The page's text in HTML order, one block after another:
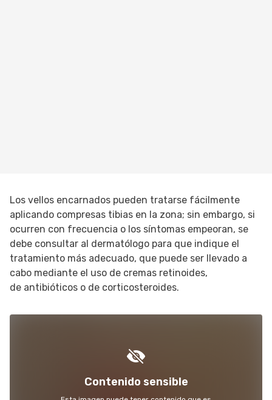
Los vellos encarnados pueden tratarse fácilmente
aplicando compresas tibias en la zona; sin embargo, si
ocurren con frecuencia o los síntomas empeoran, se
debe consultar al dermatólogo para que indique el
tratamiento más adecuado, que puede ser llevado a
cabo mediante el uso de cremas retinoides,
de antibióticos o de corticosteroides.
Contenido sensible